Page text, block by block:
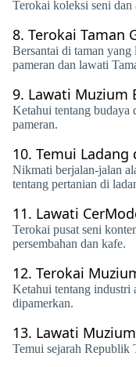
Terokai koleksi seni
8. Terokai Taman
Bersantai di taman
pameran dan lawati
9. Lawati Muzium
Ketahui tentang budaya
pameran.
10. Temui
​​Nikmati berjalan-jalan
tentang pertanian di
11. Lawati
Terokai pusat seni
persembahan dan kafe.
12. Terokai
Ketahui tentang industri
dipamerkan.
13. Lawati
Temui sejarah